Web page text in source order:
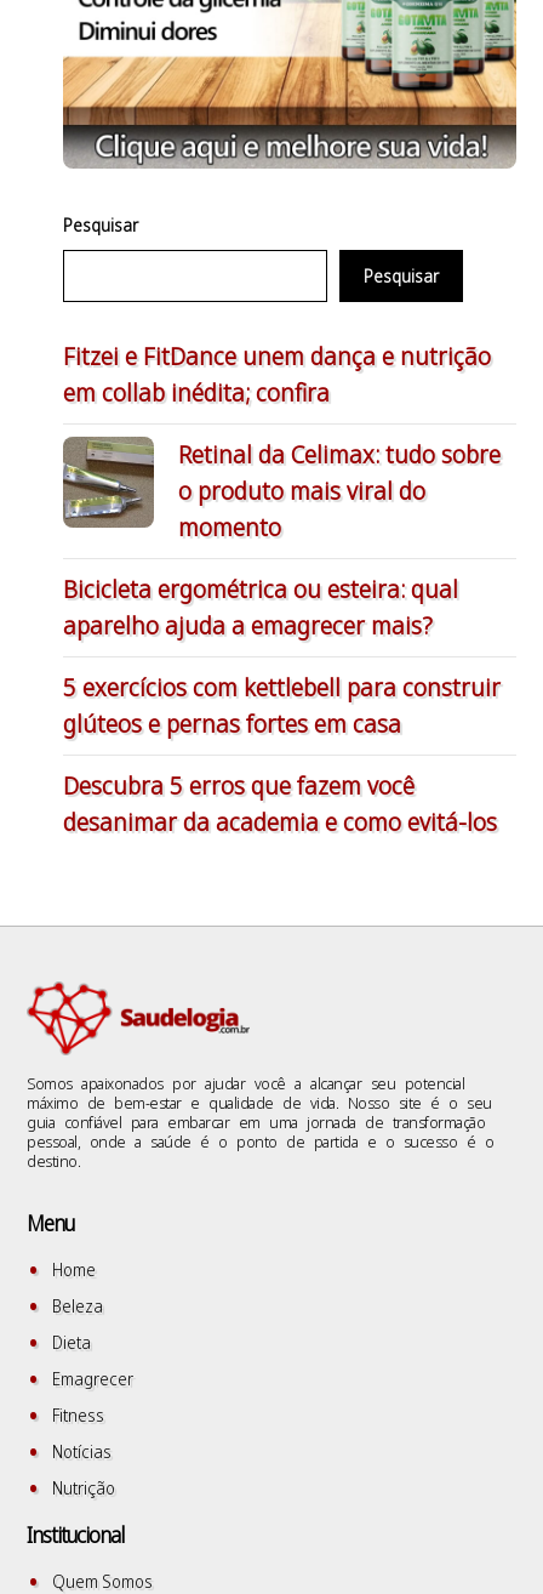
Pesquisar
Pesquisar
Fitzei e FitDance unem dança e nutrição
em collab inédita; confira
Retinal da Celimax: tudo sobre
o produto mais viral do
momento
Bicicleta ergométrica ou esteira: qual
aparelho ajuda a emagrecer mais?
5 exercícios com kettlebell para construir
glúteos e pernas fortes em casa
Descubra 5 erros que fazem você
desanimar da academia e como evitá-los
Somos apaixonados por ajudar você a alcançar seu potencial
máximo de bem-estar e qualidade de vida. Nosso site é o seu
guia confiável para embarcar em uma jornada de transformação
pessoal, onde a saúde é o ponto de partida e o sucesso é o
destino.
Menu
Home
Beleza
Dieta
Emagrecer
Fitness
Notícias
Nutrição
Institucional
Quem Somos